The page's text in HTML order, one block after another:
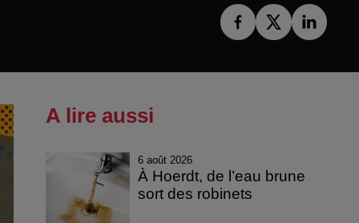
A lire aussi
6 août 2026
À Hoerdt, de l’eau brune
sort des robinets